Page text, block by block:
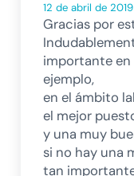
12 de abril de
Gracias por
importante
ejemplo,
en el ámbito
el mejor
y una muy
si no hay una
tan